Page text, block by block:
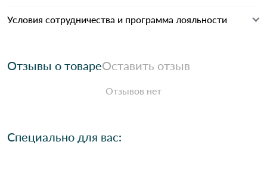
Условия сотрудничества и программа лояльности
Отзывы о товареОставить отзыв
Отзывов нет
Специально для вас: